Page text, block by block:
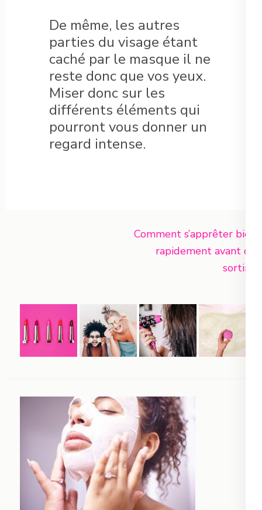
De même, les autres
parties du visage étant
caché par le masque il ne
reste donc que vos yeux.
Miser donc sur les
différents éléments qui
pourront vous donner un
regard intense.
Comment s’apprêter bien
rapidement avant de
sortir ?